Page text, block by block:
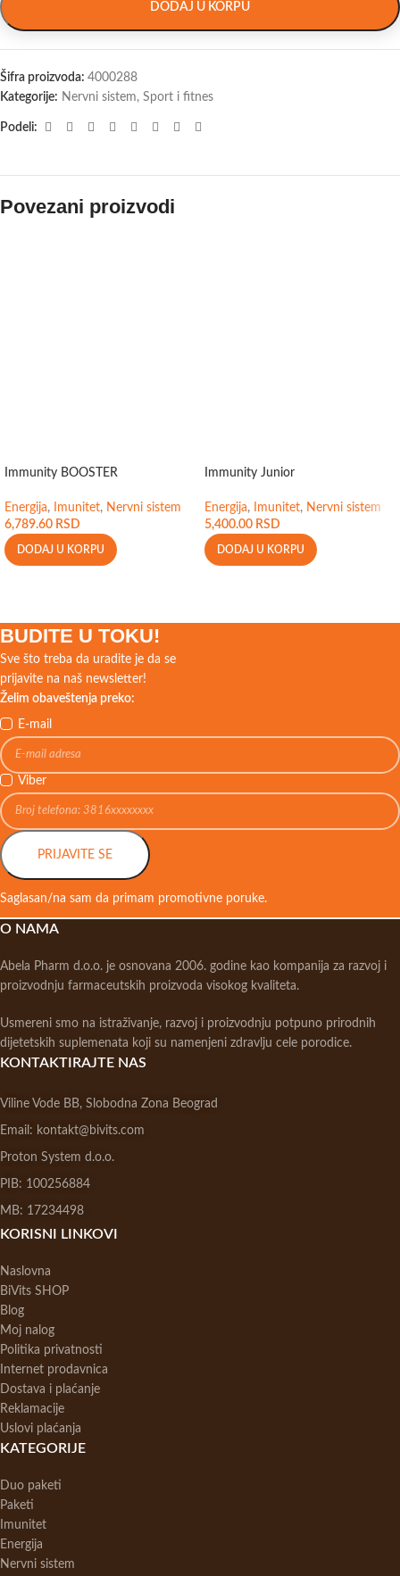
DODAJ U KORPU
Šifra proizvoda: 4000288
Kategorije: Nervni sistem, Sport i fitnes
Podeli:
Povezani proizvodi
Immunity BOOSTER
Energija, Imunitet, Nervni sistem
6,789.60 RSD
DODAJ U KORPU
Immunity Junior
Energija, Imunitet, Nervni sistem
5,400.00 RSD
DODAJ U KORPU
BUDITE U TOKU!
Sve što treba da uradite je da se
prijavite na naš newsletter!
Želim obaveštenja preko:
E-mail
Viber
PRIJAVITE SE
Saglasan/na sam da primam promotivne poruke.
O NAMA
Abela Pharm d.o.o. je osnovana 2006. godine kao kompanija za razvoj i
proizvodnju farmaceutskih proizvoda visokog kvaliteta.
Usmereni smo na istraživanje, razvoj i proizvodnju potpuno prirodnih
dijetetskih suplemenata koji su namenjeni zdravlju cele porodice.
KONTAKTIRAJTE NAS
Viline Vode BB, Slobodna Zona Beograd
Email: kontakt@bivits.com
Proton System d.o.o.
PIB: 100256884
MB: 17234498
KORISNI LINKOVI
Naslovna
BiVits SHOP
Blog
Moj nalog
Politika privatnosti
Internet prodavnica
Dostava i plaćanje
Reklamacije
Uslovi plaćanja
KATEGORIJE
Duo paketi
Paketi
Imunitet
Energija
Nervni sistem